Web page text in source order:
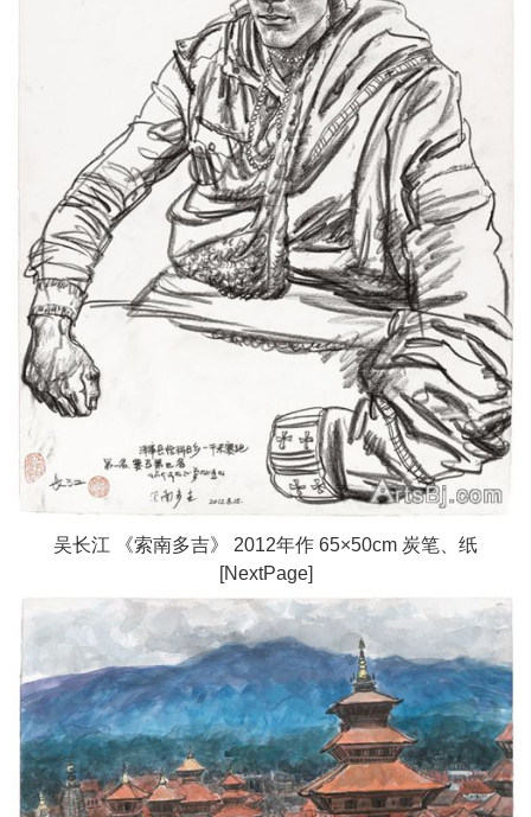
吴长江 《索南多吉》 2012年作 65×50cm 炭笔、纸
[NextPage]